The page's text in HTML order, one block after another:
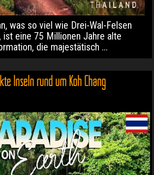
was so viel wie Drei-Wal-Felsen
ist eine 75 Millionen Jahre alte
die majestätisch ...
Inseln rund um Koh Chang